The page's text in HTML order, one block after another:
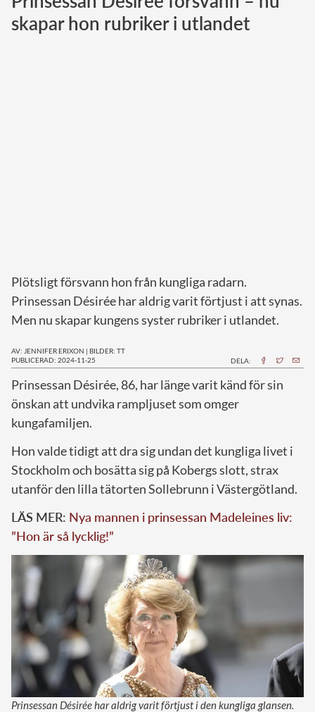
Norska kungahuset
skapar hon rubriker i utlandet
Plötsligt försvann hon från kungliga radarn.
Prinsessan Désirée har aldrig varit förtjust i att synas.
Men nu skapar kungens syster rubriker i utlandet.
AV: JENNIFER ERIXON | BILDER: TT
PUBLICERAD: 2024-11-25
DELA:
Prinsessan Désirée, 86, har länge varit känd för sin
önskan att undvika rampljuset som omger
kungafamiljen.
Hon valde tidigt att dra sig undan det kungliga livet i
Stockholm och bosätta sig på Kobergs slott, strax
utanför den lilla tätorten Sollebrunn i Västergötland.
LÄS MER: Nya mannen i prinsessan Madeleines liv:
”Hon är så lycklig!”
Prinsessan Désirée har aldrig varit förtjust i den kungliga glansen.